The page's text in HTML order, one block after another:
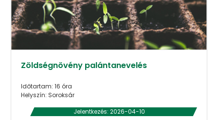
Zöldségnövény palántanevelés
Időtartam: 16 óra
Helyszín: Soroksár
Jelentkezés: 2026-04-10